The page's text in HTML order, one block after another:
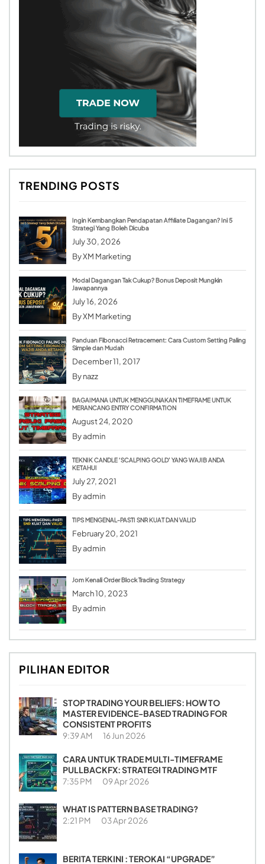
TRENDING POSTS
Ingin Kembangkan Pendapatan Affiliate Dagangan? Ini 5
Strategi Yang Boleh Dicuba
July 30, 2026
ByXM Marketing
Modal Dagangan Tak Cukup? Bonus Deposit Mungkin
Jawapannya
July 16, 2026
ByXM Marketing
Panduan Fibonacci Retracement: Cara Custom Setting Paling
Simple dan Mudah
December 11, 2017
Bynazz
BAGAIMANA UNTUK MENGGUNAKAN TIMEFRAME UNTUK
MERANCANG ENTRY CONFIRMATION
August 24, 2020
Byadmin
TEKNIK CANDLE ‘SCALPING GOLD’ YANG WAJIB ANDA
KETAHUI
July 27, 2021
Byadmin
TIPS MENGENAL-PASTI SNR KUAT DAN VALID
February 20, 2021
Byadmin
Jom Kenali Order Block Trading Strategy
March 10, 2023
Byadmin
PILIHAN EDITOR
STOP TRADING YOUR BELIEFS: HOW TO
MASTER EVIDENCE-BASED TRADING FOR
CONSISTENT PROFITS
9:39 AM 16 Jun 2026
CARA UNTUK TRADE MULTI-TIMEFRAME
PULLBACKFX: STRATEGI TRADING MTF
7:35 PM 09 Apr 2026
WHAT IS PATTERN BASE TRADING?
2:21 PM 03 Apr 2026
BERITA TERKINI : TEROKAI “UPGRADE”